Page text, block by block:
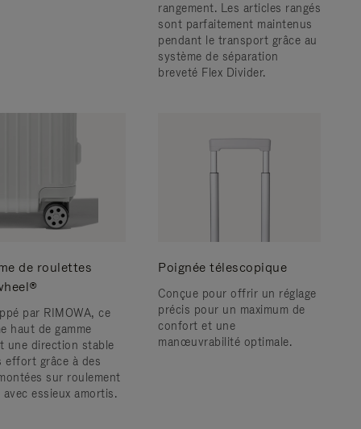
rangement. Les articles rangés
sont parfaitement maintenus
pendant le transport grâce au
système de séparation
breveté Flex Divider.
de roulettes
par RIMOWA, ce
haut de gamme
une direction stable
effort grâce à des
sur roulement
essieux amortis.
Poignée télescopique
Conçue pour offrir un réglage
précis pour un maximum de
confort et une
manœuvrabilité optimale.